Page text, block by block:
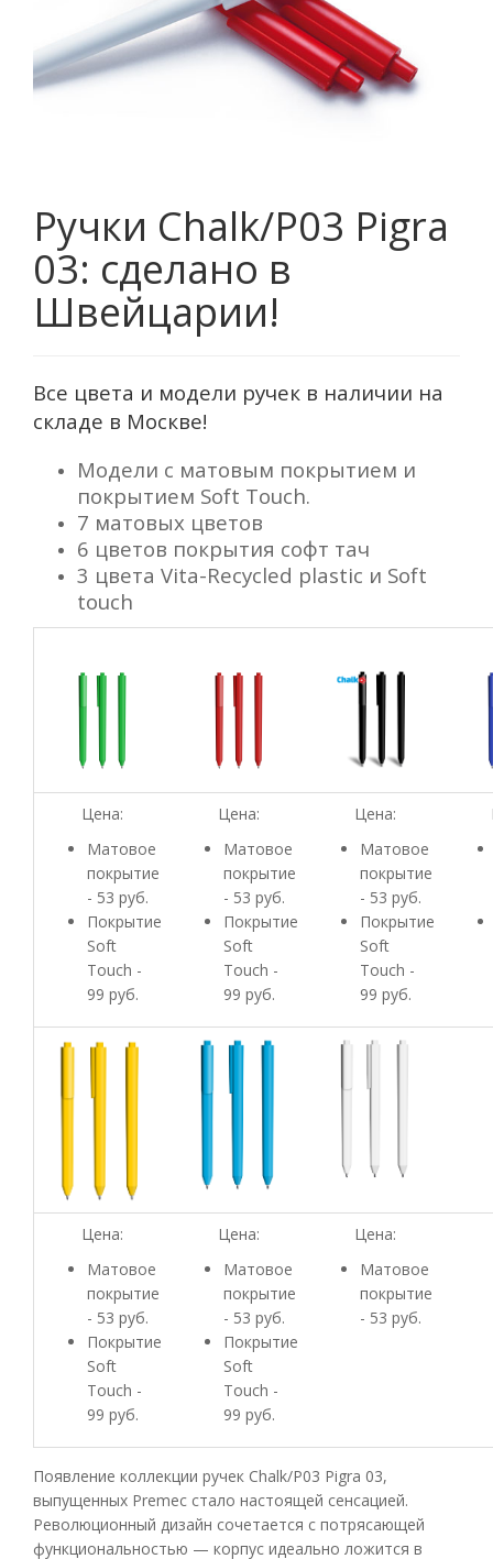
Ручки Chalk/P03 Pigra
03: сделано в
Швейцарии!
Все цвета и модели ручек в наличии на
складе в Москве!
Модели с матовым покрытием и
покрытием Soft Touch.
7 матовых цветов
6 цветов покрытия софт тач
3 цвета Vita-Recycled plastic и Soft
touch
Цена:
Матовое
покрытие
- 53 руб.
Покрытие
Soft
Touch -
99 руб.
Цена:
Матовое
покрытие
- 53 руб.
Покрытие
Soft
Touch -
99 руб.
Цена:
Матовое
покрытие
- 53 руб.
Покрытие
Soft
Touch -
99 руб.
Цена:
Матовое
покрытие
- 53 руб.
Покрытие
Soft
Touch -
99 руб.
Цена:
Матовое
покрытие
- 53 руб.
Покрытие
Soft
Touch -
99 руб.
Цена:
Матовое
покрытие
- 53 руб.
Появление коллекции ручек Chalk/P03 Pigra 03,
выпущенных Premec стало настоящей сенсацией.
Революционный дизайн сочетается с потрясающей
функциональностью — корпус идеально ложится в